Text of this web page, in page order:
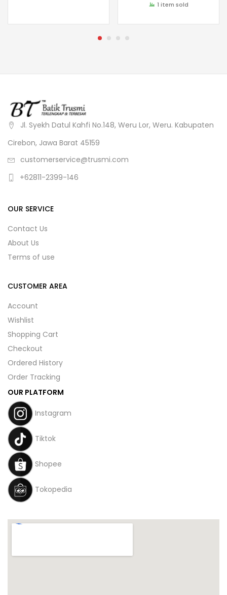
1 item sold
Jl. Syekh Datul Kahfi No.148, Weru Lor, Weru. Kabupaten
Cirebon, Jawa Barat 45159
customerservice@trusmi.com
+62811-2399-146
OUR SERVICE
Contact Us
About Us
Terms of use
CUSTOMER AREA
Account
Wishlist
Shopping Cart
Checkout
Ordered History
Order Tracking
OUR PLATFORM
Instagram
Tiktok
Shopee
Tokopedia